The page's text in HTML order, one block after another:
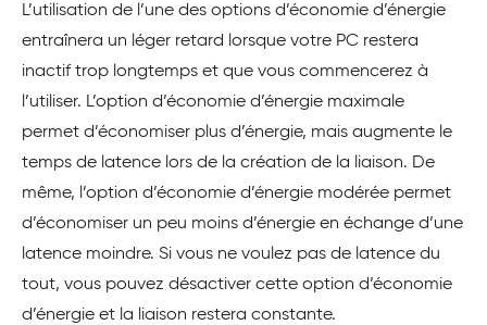
L’utilisation de l’une des options d’économie d’énergie
entraînera un léger retard lorsque votre PC restera
inactif trop longtemps et que vous commencerez à
l’utiliser. L’option d’économie d’énergie maximale
permet d’économiser plus d’énergie, mais augmente le
temps de latence lors de la création de la liaison. De
même, l’option d’économie d’énergie modérée permet
d’économiser un peu moins d’énergie en échange d’une
latence moindre. Si vous ne voulez pas de latence du
tout, vous pouvez désactiver cette option d’économie
d’énergie et la liaison restera constante.